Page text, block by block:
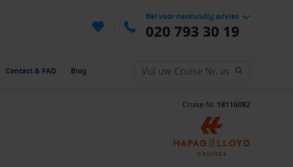
Bel voor deskundig advies
020 793 30 19
Contact & FAQ Blog
Cruise Nr.:18116082